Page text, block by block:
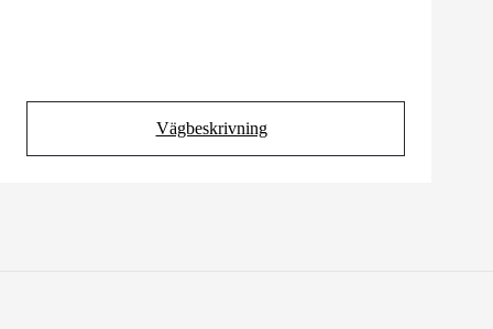
Vägbeskrivning
(Opens in new tab)